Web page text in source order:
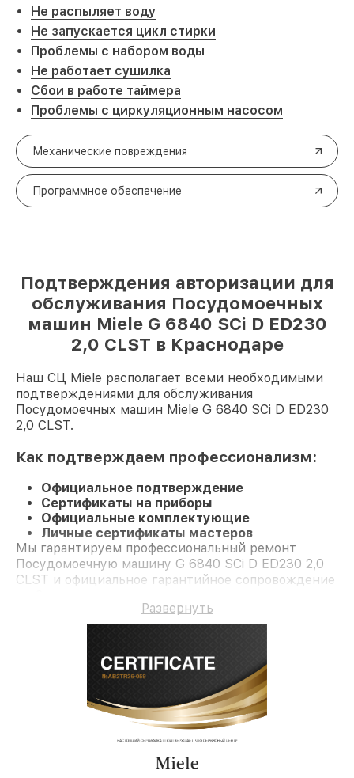
Не распыляет воду
Не запускается цикл стирки
Проблемы с набором воды
Не работает сушилка
Сбои в работе таймера
Проблемы с циркуляционным насосом
Механические повреждения
Программное обеспечение
Подтверждения авторизации для
обслуживания Посудомоечных
машин Miele G 6840 SCi D ED230
2,0 CLST в Краснодаре
Наш СЦ Miele располагает всеми необходимыми
подтверждениями для обслуживания
Посудомоечных машин Miele G 6840 SCi D ED230
2,0 CLST.
Как подтверждаем профессионализм:
Официальное подтверждение
Сертификаты на приборы
Официальные комплектующие
Личные сертификаты мастеров
Мы гарантируем профессиональный ремонт
Посудомоечную машину G 6840 SCi D ED230 2,0
CLST и официальное гарантийное сопровождение
Развернуть